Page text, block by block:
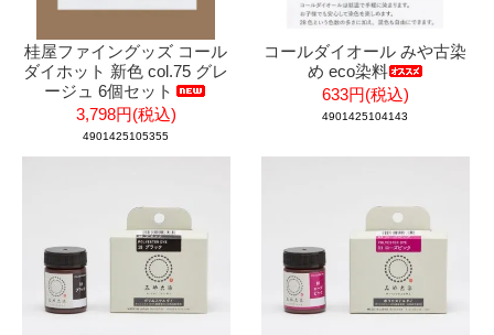
桂屋ファイングッズ コール
ダイホット 新色 col.75 グレ
ージュ 6個セット
3,798円(税込)
4901425105355
コールダイオール みや古染
め eco染料
633円(税込)
4901425104143